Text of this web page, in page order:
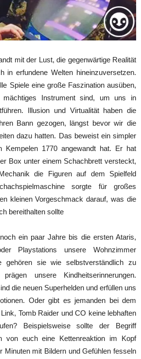
mit der Lust, die gegenwärtige Realität
in erfundene Welten hineinzuversetzen.
Spiele eine große Faszination ausüben,
Instrument sind, um uns in
Illusion und Virtualität haben die
Bann gezogen, längst bevor wir die
dazu hatten. Das beweist ein simpler
Kempelen 1770 angewandt hat. Er hat
Box unter einem Schachbrett versteckt,
die Figuren auf dem Spielfeld
sorgte für großes
kleinen Vorgeschmack darauf, was die
bereithalten sollte
ein paar Jahre bis die ersten Ataris,
Playstations unsere Wohnzimmer
gehören sie wie selbstverständlich zu
unsere Kindheitserinnerungen.
die neuen Superhelden und erfüllen uns
Oder gibt es jemanden bei dem
Tomb Raider und CO keine lebhaften
Beispielsweise sollte der Begriff
von euch eine Kettenreaktion im Kopf
Minuten mit Bildern und Gefühlen fesseln